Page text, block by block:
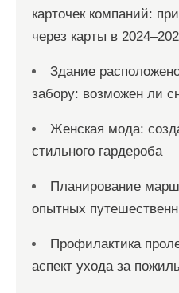
карточек компаний:
через карты в
Здание
забору: возможен ли
Женская мода:
стильного гардероба
Планирование
опытных
Профилактика
аспект ухода за